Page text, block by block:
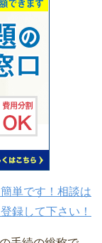
単です！相談は
録して下さい！